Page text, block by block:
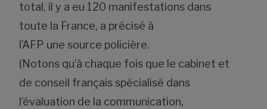
total, il y a eu 120 manifestations dans
toute la France, a précisé à
l’AFP une source policière.
(Notons qu’à chaque fois que le cabinet et
de conseil français spécialisé dans
l’évaluation de la communication,